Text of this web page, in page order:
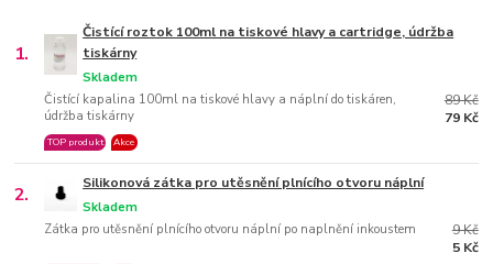
1.
Čistící roztok 100ml na tiskové hlavy a cartridge, údržba
tiskárny
Čistící kapalina 100ml na tiskové hlavy a náplní do tiskáren,
údržba tiskárny
Skladem
TOP produkt Akce
89 Kč
79 Kč
2. Silikonová zátka pro utěsnění plnícího otvoru náplní
Zátka pro utěsnění plnícího otvoru náplní po naplnění inkoustem
Skladem
9 Kč
5 Kč